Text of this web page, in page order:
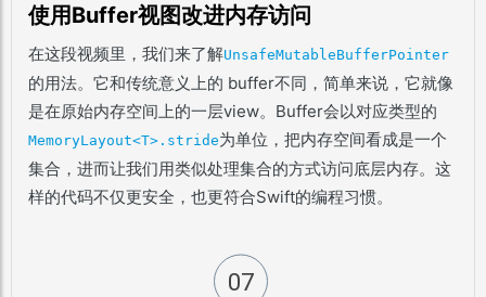
使用Buffer视图改进内存访问
在这段视频里，我们来了解UnsafeMutableBufferPointer
的用法。它和传统意义上的 buffer不同，简单来说，它就像
是在原始内存空间上的一层view。Buffer会以对应类型的
MemoryLayout<T>.stride为单位，把内存空间看成是一个
集合，进而让我们用类似处理集合的方式访问底层内存。这
样的代码不仅更安全，也更符合Swift的编程习惯。
07